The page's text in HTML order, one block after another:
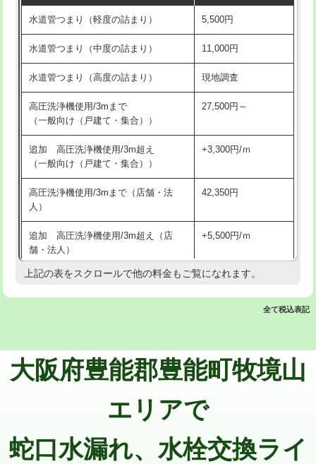
洗面台設置 38,500円
化粧台設置 22,000円
追加人工 16,500円
廃棄・処分 現場見積
※給水管工事は20mmまでの価格です。
交換・取付(排水栓・排水トラップ
22,000円+材料費
持込商品取付（混合水栓）
持込商品取付（浄水器・分岐水栓） 16,500円
業）
排水管工事（追加 排水管工事/3ｍ超
え）
マス交換（土の掘削・埋め戻し作業） 11,000円~
マス交換（深さ50㎝以上） 66,000円
コンクリート斫り（厚さ10㎝超え） 38,500円
モルタル補修（厚さ10㎝まで） 27,500円
水道管つまり（軽度の詰まり） 5,500円
水道管つまり（中度の詰まり） 11,000円
水道管つまり（高度の詰まり） 現地調査
高圧洗浄機使用/3mまで
（一般向け（戸建て・集合））
27,500円～
追加 高圧洗浄機使用/3m超え
（一般向け（戸建て・集合））
+3,300円/ｍ
高圧洗浄機使用/3mまで（店舗・法
人）
42,350円
追加 高圧洗浄機使用/3m超え（店
舗・法人）
+5,500円/ｍ
高度高圧洗浄換 現地調査
追加トーラー機使用/3m超え +3,300円
8,800円
止水・漏水調査・防水処理・清掃・修
11,000円
上記の表をスクロールで他の料金もご覧になれます。
全て税込表記
大阪府豊能郡豊能町牧境山
エリアで
蛇口水漏れ、水栓交換ライ